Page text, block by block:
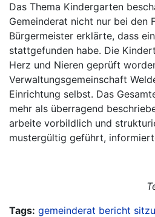
Das Thema Kindergarten
Gemeinderat nicht nur bei den
Bürgermeister erklärte, dass
stattgefunden habe. Die
Herz und Nieren geprüft
Verwaltungsgemeinschaft
Einrichtung selbst. Das
mehr als überragend
arbeite vorbildlich und
mustergültig geführt,
Tags: gemeinderat bericht